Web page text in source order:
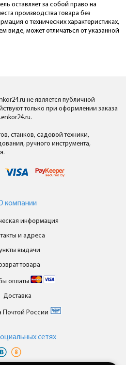
оставляет за собой право на
производства товара без
о технических характеристиках,
виде, может отличаться от указанной
не является публичной
только при оформлении заказа
станков, садовой техники,
ручного инструмента,
компании
информация
и адреса
выдачи
товара
оплаты
Доставка
Почтой России
сетях